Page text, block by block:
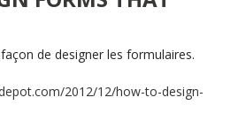
de designer les formulaires.
2012/12/how-to-design-